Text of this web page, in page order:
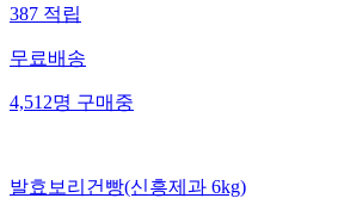
387적립
무료배송
4,512명구매중
발효보리건빵(신흥제과 6kg)